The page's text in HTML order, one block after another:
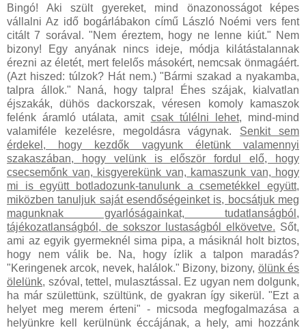
Bingó! Aki szült gyereket, mind önazonosságot képes
vállalni Az idő bogárlábakon című László Noémi vers fent
citált 7 sorával. "Nem éreztem, hogy ne lenne kiút." Nem
bizony! Egy anyának nincs ideje, módja kilátástalannak
érezni az életét, mert felelős másokért, nemcsak önmagáért.
(Azt hiszed: túlzok? Hát nem.) "Bármi szakad a nyakamba,
talpra állok." Naná, hogy talpra! Éhes szájak, kialvatlan
éjszakák, dühös dackorszak, véresen komoly kamaszok
felénk áramló utálata, amit csak túlélni lehet, mind-mind
valamiféle kezelésre, megoldásra vágynak. Senkit sem
érdekel, hogy kezdők vagyunk életünk valamennyi
szakaszában, hogy velünk is először fordul elő, hogy
csecsemőnk van, kisgyerekünk van, kamaszunk van, hogy
mi is együtt botladozunk-tanulunk a csemetékkel együtt,
miközben tanuljuk saját esendőségeinket is, bocsátjuk meg
magunknak gyarlóságainkat, tudatlanságból,
tájékozatlanságból, de sokszor lustaságból elkövetve. Sőt,
ami az egyik gyermeknél sima pipa, a másiknál holt biztos,
hogy nem válik be. Na, hogy ízlik a talpon maradás?
"Keringenek arcok, nevek, halálok." Bizony, bizony, ölünk és
ölelünk, szóval, tettel, mulasztással. Ez ugyan nem dolgunk,
ha már születtünk, szültünk, de gyakran így sikerül. "Ezt a
helyet meg merem érteni" - micsoda megfogalmazása a
helyünkre kell kerülnünk éccájának, a hely, ami hozzánk